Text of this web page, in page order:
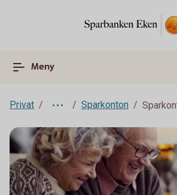
Meny
Privat Sparkonton